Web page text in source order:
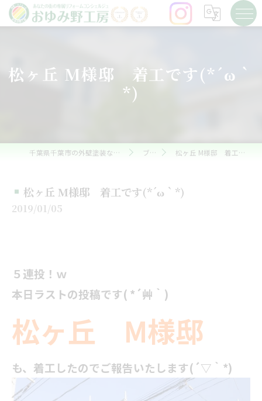
松ヶ丘 M様邸 着工です(*´ω｀
*)
千葉県千葉市の外壁塗装ならおゆみ野工房 ブログ 松ヶ丘 M様邸 着工です(*´ω｀*)
松ヶ丘 M様邸 着工です(*´ω｀*)
2019/01/05
５連投！ｗ
本日ラストの投稿です( *´艸｀)
松ヶ丘 M様邸
も、着工したのでご報告いたします(´▽｀*)